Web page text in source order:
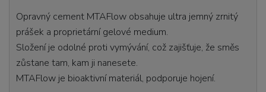
Opravný cement MTAFlow obsahuje ultra jemný zrnitý
prášek a proprietární gelové medium.
Složení je odolné proti vymývání, což zajišťuje, že směs
zůstane tam, kam ji nanesete.
MTAFlow je bioaktivní materiál, podporuje hojení.